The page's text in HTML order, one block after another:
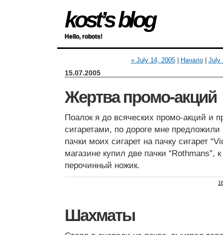
kost’s blog
Hello, robots!
« July 14, 2005| Начало| July
15.07.2005
Жертва промо-акций
Поалок я до всяческих промо-акций и
сигаретами, по дороге мне
пачки моих сигарет на пачку сигарет
магазине купил две пачки “Rothmans”,
перочинный ножик.
Шахматы